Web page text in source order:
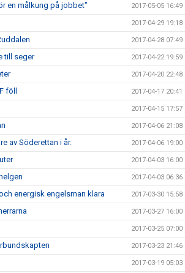
en målkung på jobbet" 2017-05-05 16:49
2017-04-29 19:18
2017-04-28 07:49
till seger 2017-04-22 19:59
2017-04-20 22:48
föll 2017-04-17 20:41
2017-04-15 17:57
2017-04-06 21:08
av Söderettan i år. 2017-04-06 19:00
2017-04-03 16:00
2017-04-03 06:36
energisk engelsman klara 2017-03-30 15:58
2017-03-27 16:00
2017-03-25 07:00
2017-03-23 21:46
2017-03-19 05:03